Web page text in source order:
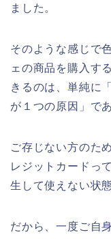
ました。
そのような感じで
ェの商品を購入す
きるのは、単純に
が１つの原因」で
ご存じない方のた
レジットカードっ
生して使えない状
だから、一度ご自